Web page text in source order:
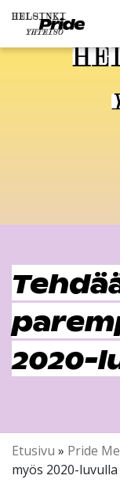
2020-
Etusivu » Pride
myös 2020-luvulla